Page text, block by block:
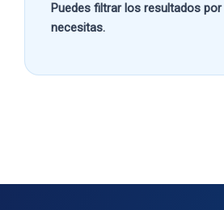
Puedes filtrar los resultados por
necesitas.